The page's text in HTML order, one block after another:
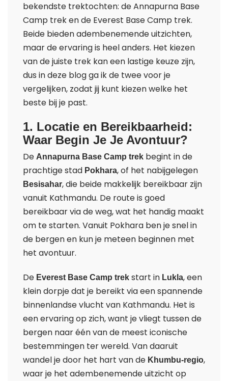
bekendste trektochten: de Annapurna Base
Camp trek en de Everest Base Camp trek.
Beide bieden adembenemende uitzichten,
maar de ervaring is heel anders. Het kiezen
van de juiste trek kan een lastige keuze zijn,
dus in deze blog ga ik de twee voor je
vergelijken, zodat jij kunt kiezen welke het
beste bij je past.
1. Locatie en Bereikbaarheid:
Waar Begin Je Je Avontuur?
De Annapurna Base Camp trek begint in de
prachtige stad Pokhara, of het nabijgelegen
Besisahar, die beide makkelijk bereikbaar zijn
vanuit Kathmandu. De route is goed
bereikbaar via de weg, wat het handig maakt
om te starten. Vanuit Pokhara ben je snel in
de bergen en kun je meteen beginnen met
het avontuur.
De Everest Base Camp trek start in Lukla, een
klein dorpje dat je bereikt via een spannende
binnenlandse vlucht van Kathmandu. Het is
een ervaring op zich, want je vliegt tussen de
bergen naar één van de meest iconische
bestemmingen ter wereld. Van daaruit
wandel je door het hart van de Khumbu-regio,
waar je het adembenemende uitzicht op